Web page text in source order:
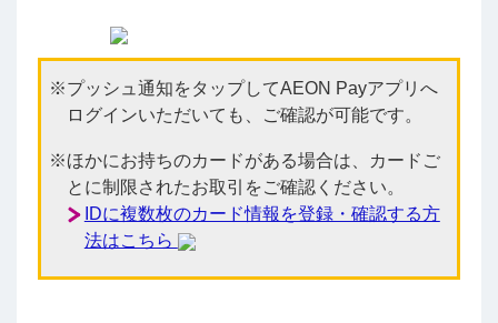
プッシュ通知をタップしてAEON Payアプリへ
ログインいただいても、ご確認が可能です。
ほかにお持ちのカードがある場合は、カードご
とに制限されたお取引をご確認ください。
IDに複数枚のカード情報を登録・確認する方
法はこちら